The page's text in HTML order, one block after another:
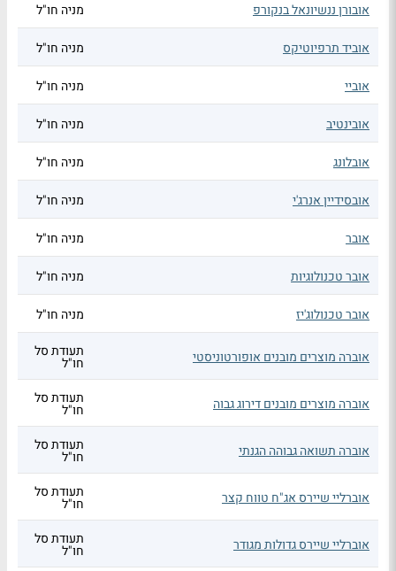
אובורן ננשיונאל בנקורפ מניה חו"ל
אוביד תרפיוטיקס מניה חו"ל
אוביי מניה חו"ל
אובינטיב מניה חו"ל
אובלונג מניה חו"ל
אובסידיין אנרג'י מניה חו"ל
אובר מניה חו"ל
אובר טכנולוגיות מניה חו"ל
אובר טכנולוג'יז מניה חו"ל
אוברה מוצרים מובנים אופורטוניסטי תעודת סל
חו"ל
אוברה מוצרים מובנים דירוג גבוה תעודת סל
חו"ל
אוברה תשואה גבוהה הגנתי תעודת סל
חו"ל
אוברליי שיירס אג"ח טווח קצר תעודת סל
חו"ל
אוברליי שיירס גדולות מגודר תעודת סל
חו"ל